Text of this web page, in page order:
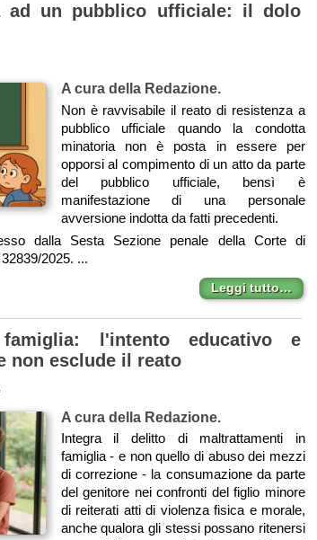
ad un pubblico ufficiale: il dolo
A cura della Redazione.
Non è ravvisabile il reato di resistenza a
pubblico ufficiale quando la condotta
minatoria non è posta in essere per
opporsi al compimento di un atto da parte
del pubblico ufficiale, bensì è
manifestazione di una personale
avversione indotta da fatti precedenti.
dalla Sesta Sezione penale della Corte di
2025. ...
Leggi tutto…
l'intento educativo e
non esclude il reato
A cura della Redazione.
Integra il delitto di maltrattamenti in
famiglia - e non quello di abuso dei mezzi
di correzione - la consumazione da parte
del genitore nei confronti del figlio minore
di reiterati atti di violenza fisica e morale,
anche qualora gli stessi possano ritenersi